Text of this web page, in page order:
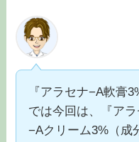
『アラセナ−A軟膏
では今回は、『ア
−Aクリーム3%（成